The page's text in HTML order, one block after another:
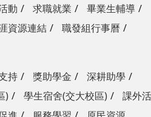
動 求職就業
畢業生輔導
資源連結
職發組行事曆
持 獎助學金
深耕助學
)
學生宿舍(交大校區)
課外